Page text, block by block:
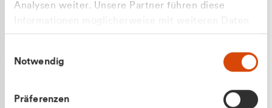
Analysen weiter. Unsere Partner führen diese
zusammen, die Sie ihnen bereitgestellt haben oder
gesammelt haben.
Notwendig
Präferenzen
Apilash Balanesan